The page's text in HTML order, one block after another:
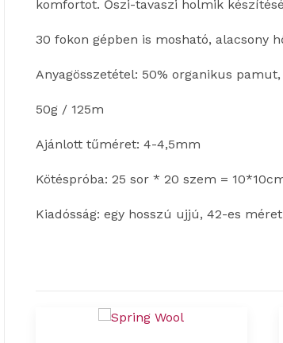
komfortot. Őszi-tavaszi holmik
30 fokon gépben is mosható, alacsony
Anyagösszetétel: 50% organikus
50g / 125m
Ajánlott tűméret: 4-4,5mm
Kötéspróba: 25 sor * 20 szem =
Kiadósság: egy hosszú ujjú, 42-es